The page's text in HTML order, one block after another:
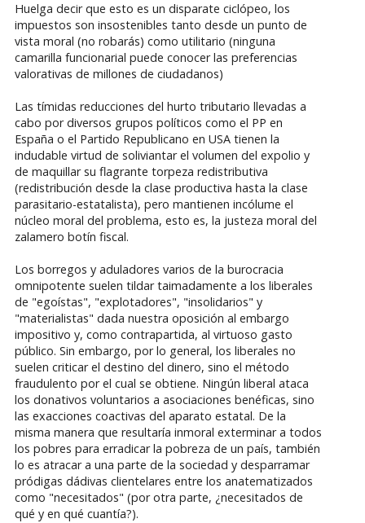
Huelga decir que esto es un disparate ciclópeo, los
impuestos son insostenibles tanto desde un punto de
vista moral (no robarás) como utilitario (ninguna
camarilla funcionarial puede conocer las preferencias
valorativas de millones de ciudadanos)
Las tímidas reducciones del hurto tributario llevadas a
cabo por diversos grupos políticos como el PP en
España o el Partido Republicano en USA tienen la
indudable virtud de soliviantar el volumen del expolio y
de maquillar su flagrante torpeza redistributiva
(redistribución desde la clase productiva hasta la clase
parasitario-estatalista), pero mantienen incólume el
núcleo moral del problema, esto es, la justeza moral del
zalamero botín fiscal.
Los borregos y aduladores varios de la burocracia
omnipotente suelen tildar taimadamente a los liberales
de "egoístas", "explotadores", "insolidarios" y
"materialistas" dada nuestra oposición al embargo
impositivo y, como contrapartida, al virtuoso gasto
público. Sin embargo, por lo general, los liberales no
suelen criticar el destino del dinero, sino el método
fraudulento por el cual se obtiene. Ningún liberal ataca
los donativos voluntarios a asociaciones benéficas, sino
las exacciones coactivas del aparato estatal. De la
misma manera que resultaría inmoral exterminar a todos
los pobres para erradicar la pobreza de un país, también
lo es atracar a una parte de la sociedad y desparramar
pródigas dádivas clientelares entre los anatematizados
como "necesitados" (por otra parte, ¿necesitados de
qué y en qué cuantía?).